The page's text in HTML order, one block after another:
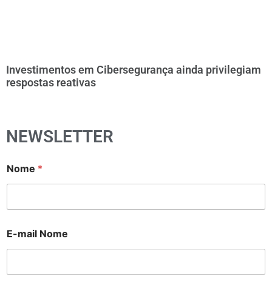
Investimentos em Cibersegurança ainda privilegiam
respostas reativas
NEWSLETTER
Nome *
E-mail Nome